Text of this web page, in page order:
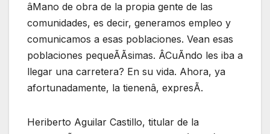
âMano de obra de la propia gente de las
comunidades, es decir, generamos empleo y
comunicamos a esas poblaciones. Vean esas
poblaciones pequeÃÃsimas. ÂCuÃndo les iba a
llegar una carretera? En su vida. Ahora, ya
afortunadamente, la tienenâ, expresÃ.
Heriberto Aguilar Castillo, titular de la